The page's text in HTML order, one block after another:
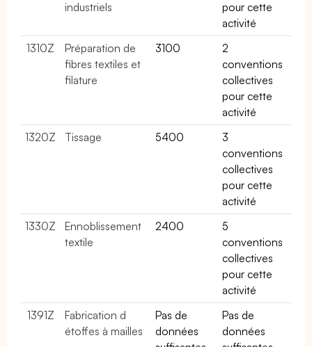
industriels
pour cette
activité
1310Z
Préparation de
fibres textiles et
filature
3100
2
conventions
collectives
pour cette
activité
1320Z
Tissage 5400
3
conventions
collectives
pour cette
activité
1330Z
Ennoblissement
textile
2400
5
conventions
collectives
pour cette
activité
1391Z
Fabrication d
étoffes à mailles
Pas de
données
Pas de
données